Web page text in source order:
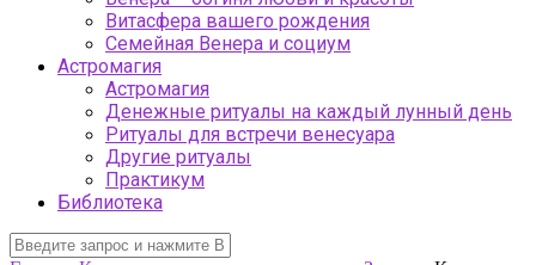
Витасфера вашего рождения
Семейная Венера и социум
Астромагия
Астромагия
Денежные ритуалы на каждый лунный день
Ритуалы для встречи венесуара
Другие ритуалы
Практикум
Библиотека